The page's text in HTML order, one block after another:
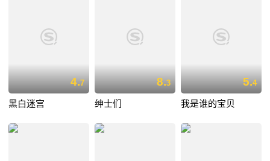
4.7
黑白迷宫
8.3
绅士们
5.4
我是谁的宝贝